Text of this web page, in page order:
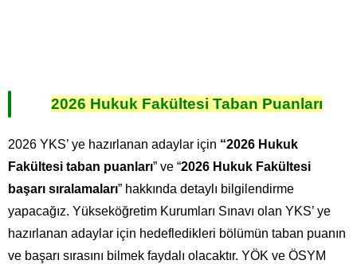
2026 Hukuk Fakültesi Taban Puanları
2026 YKS’ ye hazırlanan adaylar için “2026 Hukuk
Fakültesi taban puanları” ve “2026 Hukuk Fakültesi
başarı sıralamaları” hakkında detaylı bilgilendirme
yapacağız. Yükseköğretim Kurumları Sınavı olan YKS’ ye
hazırlanan adaylar için hedefledikleri bölümün taban puanın
ve başarı sırasını bilmek faydalı olacaktır. YÖK ve ÖSYM